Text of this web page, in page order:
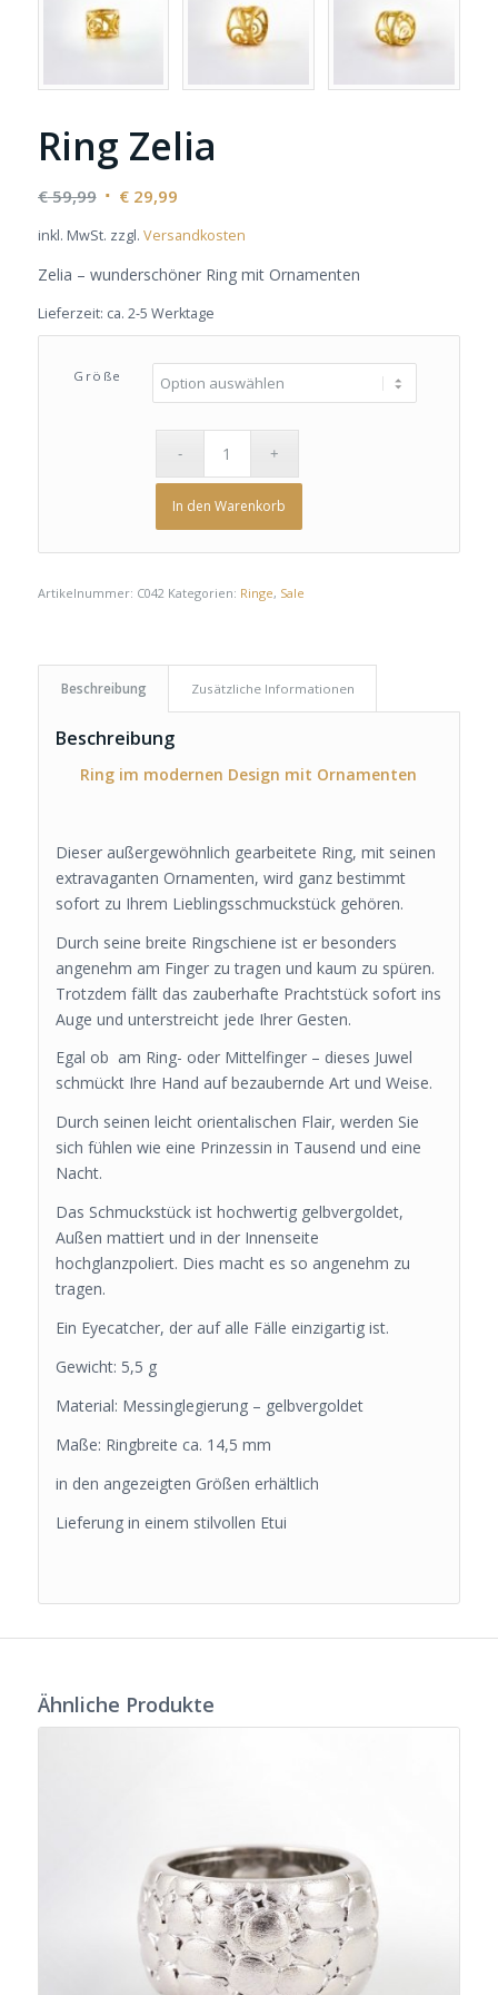
Ring Zelia
€59,99 Ursprünglicher
war:
€ 59,99
€29,99Aktueller
ist:
€ 29,99.
inkl. MwSt. zzgl. Versandkosten
Zelia – wunderschöner Ring mit Ornamenten
Lieferzeit: ca. 2-5 Werktage
Größe
In den Warenkorb
Artikelnummer: C042 Kategorien: Ringe, Sale
Beschreibung Zusätzliche Informationen
Beschreibung
Ring im modernen Design mit Ornamenten
Dieser außergewöhnlich gearbeitete Ring, mit seinen
extravaganten Ornamenten, wird ganz bestimmt
sofort zu Ihrem Lieblingsschmuckstück gehören.
Durch seine breite Ringschiene ist er besonders
angenehm am Finger zu tragen und kaum zu spüren.
Trotzdem fällt das zauberhafte Prachtstück sofort ins
Auge und unterstreicht jede Ihrer Gesten.
Egal ob am Ring- oder Mittelfinger – dieses Juwel
schmückt Ihre Hand auf bezaubernde Art und Weise.
Durch seinen leicht orientalischen Flair, werden Sie
sich fühlen wie eine Prinzessin in Tausend und eine
Nacht.
Das Schmuckstück ist hochwertig gelbvergoldet,
Außen mattiert und in der Innenseite
hochglanzpoliert. Dies macht es so angenehm zu
tragen.
Ein Eyecatcher, der auf alle Fälle einzigartig ist.
Gewicht: 5,5 g
Material: Messinglegierung – gelbvergoldet
Maße: Ringbreite ca. 14,5 mm
in den angezeigten Größen erhältlich
Lieferung in einem stilvollen Etui
Ähnliche Produkte